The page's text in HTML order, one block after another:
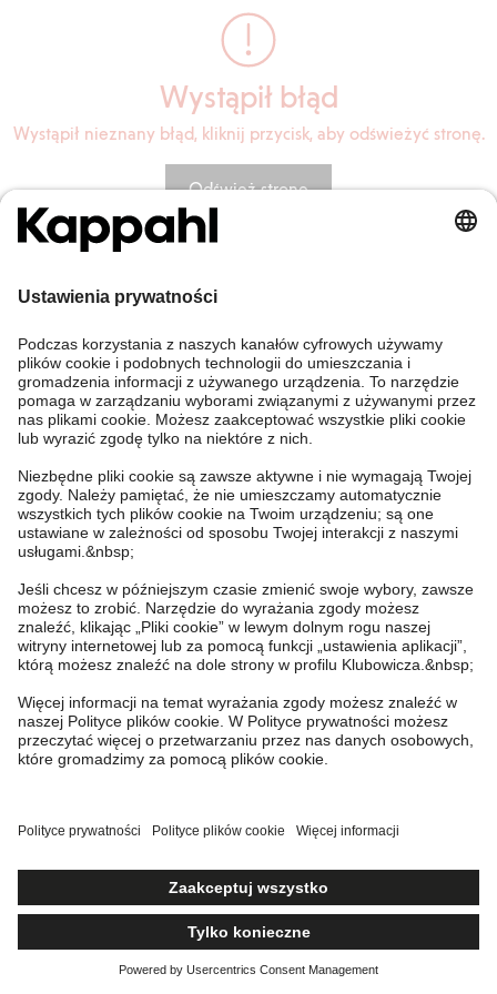
Wystąpił błąd
Wystąpił nieznany błąd, kliknij przycisk, aby odświeżyć stronę.
Odśwież stronę